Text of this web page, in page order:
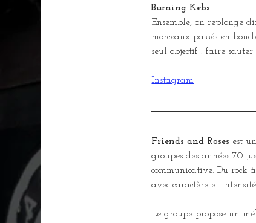
Burning Kebs
Ensemble, on replonge
morceaux passés en
seul objectif : faire
Instagram
Friends and Roses est
groupes des années 70
communicative. Du rock
avec caractère et
Le groupe propose un